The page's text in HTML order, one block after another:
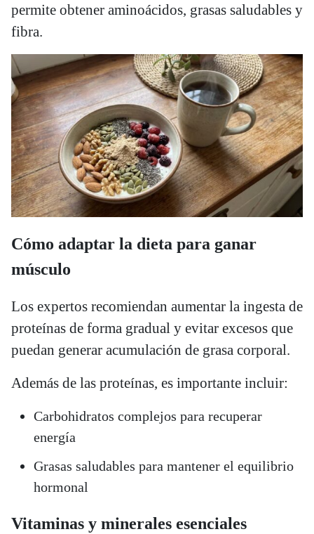
permite obtener aminoácidos, grasas saludables y
fibra.
Cómo adaptar la dieta para ganar
músculo
Los expertos recomiendan aumentar la ingesta de
proteínas de forma gradual y evitar excesos que
puedan generar acumulación de grasa corporal.
Además de las proteínas, es importante incluir:
Carbohidratos complejos para recuperar
energía
Grasas saludables para mantener el equilibrio
hormonal
Vitaminas y minerales esenciales